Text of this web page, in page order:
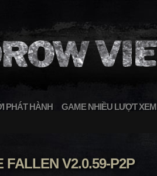
PHÁT HÀNH GAME NHIỀU LƯỢT XEM
FALLEN V2.0.59-P2P